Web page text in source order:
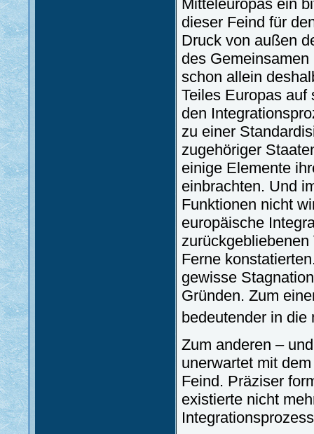
Mitteleuropas ein
dieser Feind für
Druck von außen
des
schon allein
Teiles Europas auf
den
zu einer
zugehöriger
einige Elemente
einbrachten. Und
Funktionen nicht
europäische
Ferne
gewisse
Gründen. Zum
bedeutender in
Zum anderen –
unerwartet mit
Feind. Präziser
existierte nicht